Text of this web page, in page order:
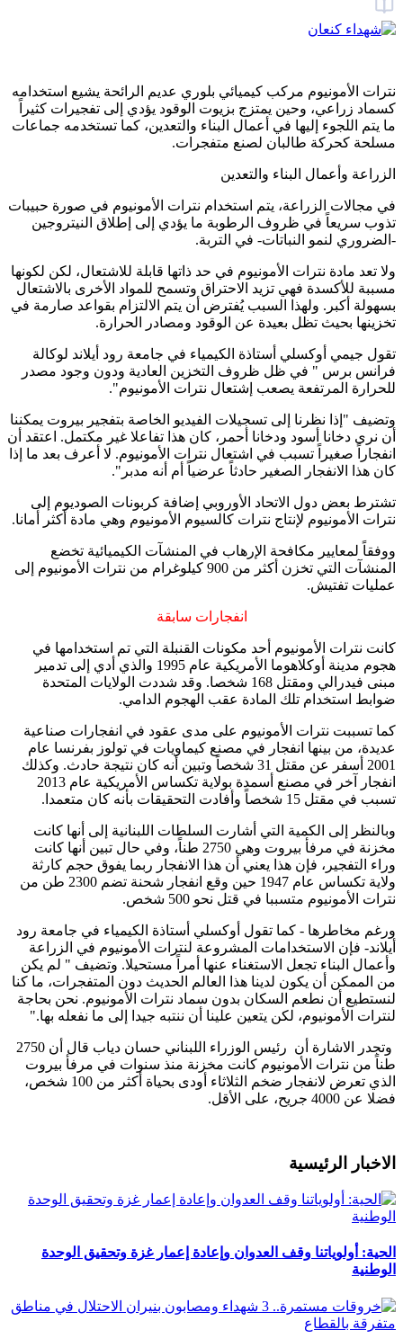
نترات الأمونيوم مركب كيميائي بلوري عديم الرائحة يشيع استخدامه
كسماد زراعي، وحين يمتزج بزيوت الوقود يؤدي إلى تفجيرات كثيراً
ما يتم اللجوء إليها في أعمال البناء والتعدين، كما تستخدمه جماعات
مسلحة كحركة طالبان لصنع متفجرات.
الزراعة وأعمال البناء والتعدين
في مجالات الزراعة، يتم استخدام نترات الأمونيوم في صورة حبيبات
تذوب سريعاً في ظروف الرطوبة ما يؤدي إلى إطلاق النيتروجين
-الضروري لنمو النباتات- في التربة.
ولا تعد مادة نترات الأمونيوم في حد ذاتها قابلة للاشتعال، لكن لكونها
مسببة للأكسدة فهي تزيد الاحتراق وتسمح للمواد الأخرى بالاشتعال
بسهولة أكبر. ولهذا السبب يُفترض أن يتم الالتزام بقواعد صارمة في
تخزينها بحيث تظل بعيدة عن الوقود ومصادر الحرارة.
تقول جيمي أوكسلي أستاذة الكيمياء في جامعة رود أيلاند لوكالة
فرانس برس " في ظل ظروف التخزين العادية ودون وجود مصدر
للحرارة المرتفعة يصعب إشتعال نترات الأمونيوم".
وتضيف "إذا نظرنا إلى تسجيلات الفيديو الخاصة بتفجير بيروت يمكننا
أن نرى دخانا أسود ودخانا أحمر، كان هذا تفاعلا غير مكتمل. اعتقد أن
انفجاراً صغيراً تسبب في اشتعال نترات الأمونيوم. لا أعرف بعد ما إذا
كان هذا الانفجار الصغير حادثاً عرضياً أم أنه مدبر".
تشترط بعض دول الاتحاد الأوروبي إضافة كربونات الصوديوم إلى
نترات الأمونيوم لإنتاج نترات كالسيوم الأمونيوم وهي مادة أكثر أمانا.
ووفقاً لمعايير مكافحة الإرهاب في المنشآت الكيميائية تخضع
المنشآت التي تخزن أكثر من 900 كيلوغرام من نترات الأمونيوم إلى
عمليات تفتيش.
انفجارات سابقة
كانت نترات الأمونيوم أحد مكونات القنبلة التي تم استخدامها في
هجوم مدينة أوكلاهوما الأمريكية عام 1995 والذي أدي إلى تدمير
مبنى فيدرالي ومقتل 168 شخصا. وقد شددت الولايات المتحدة
ضوابط استخدام تلك المادة عقب الهجوم الدامي.
كما تسببت نترات الأمونيوم على مدى عقود في انفجارات صناعية
عديدة، من بينها انفجار في مصنع كيماويات في تولوز بفرنسا عام
2001 أسفر عن مقتل 31 شخصاً وتبين أنه كان نتيجة حادث. وكذلك
انفجار آخر في مصنع أسمدة بولاية تكساس الأمريكية عام 2013
تسبب في مقتل 15 شخصاً وأفادت التحقيقات بأنه كان متعمدا.
وبالنظر إلى الكمية التي أشارت السلطات اللبنانية إلى أنها كانت
مخزنة في مرفأ بيروت وهي 2750 طناً، وفي حال تبين أنها كانت
وراء التفجير، فإن هذا يعني أن هذا الانفجار ربما يفوق حجم كارثة
ولاية تكساس عام 1947 حين وقع انفجار شحنة تضم 2300 طن من
نترات الأمونيوم متسببا في قتل نحو 500 شخص.
ورغم مخاطرها - كما تقول أوكسلي أستاذة الكيمياء في جامعة رود
أيلاند- فإن الاستخدامات المشروعة لنترات الأمونيوم في الزراعة
وأعمال البناء تجعل الاستغناء عنها أمراً مستحيلا. وتضيف " لم يكن
من الممكن أن يكون لدينا هذا العالم الحديث دون المتفجرات، ما كنا
لنستطيع أن نطعم السكان بدون سماد نترات الأمونيوم. نحن بحاجة
لنترات الأمونيوم، لكن يتعين علينا أن ننتبه جيدا إلى ما نفعله بها."
وتجدر الاشارة أن رئيس الوزراء اللبناني حسان دياب قال أن 2750
طناً من نترات الأمونيوم كانت مخزنة منذ سنوات في مرفأ بيروت
الذي تعرض لانفجار ضخم الثلاثاء أودى بحياة أكثر من 100 شخص،
فضلا عن 4000 جريح، على الأقل.
الاخبار الرئيسية
الحية: أولوياتنا وقف العدوان وإعادة إعمار غزة وتحقيق الوحدة
الوطنية